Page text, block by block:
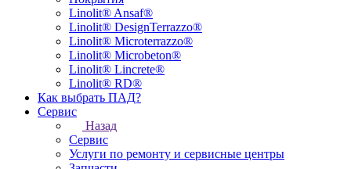
Linolit® Ansaf®
Linolit® DesignTerrazzo®
Linolit® Microterrazzo®
Linolit® Microbeton®
Linolit® Lincrete®
Linolit® RD®
Как выбрать ПАД?
Сервис
Назад
Сервис
Услуги по ремонту и сервисные центры